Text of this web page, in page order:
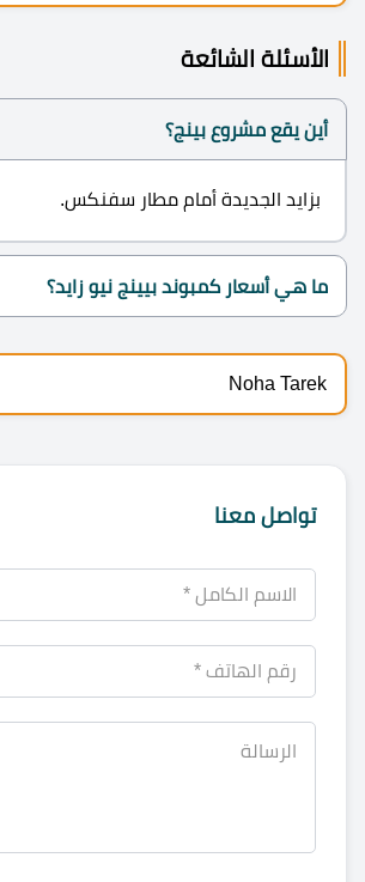
الأسئلة الشائعة
أين يقع مشروع بينج؟
بزايد الجديدة أمام مطار سفنكس.
ما هي أسعار كمبوند بيينج نيو زايد؟
Noha Tarek
تواصل معنا